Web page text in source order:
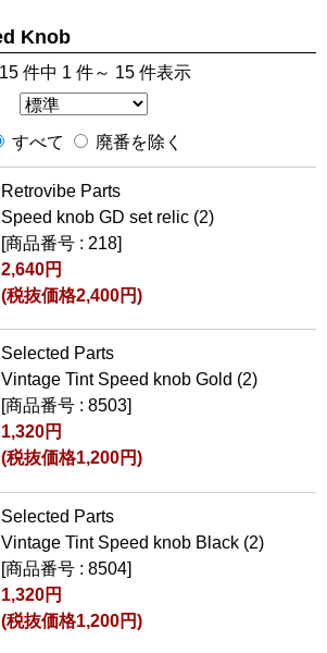
Knob
件中 1 件～ 15 件表示
すべて 廃番を除く
Retrovibe Parts
Speed knob GD set relic (2)
[商品番号 : 218]
2,640円
(税抜価格2,400円)
Selected Parts
Vintage Tint Speed knob Gold (2)
[商品番号 : 8503]
1,320円
(税抜価格1,200円)
Selected Parts
Vintage Tint Speed knob Black (2)
[商品番号 : 8504]
1,320円
(税抜価格1,200円)